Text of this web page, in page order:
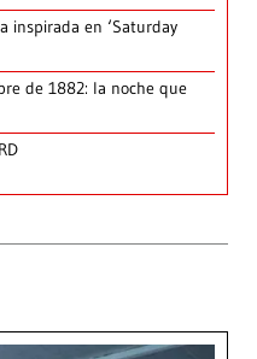
inspirada en ‘Saturday
de 1882: la noche que